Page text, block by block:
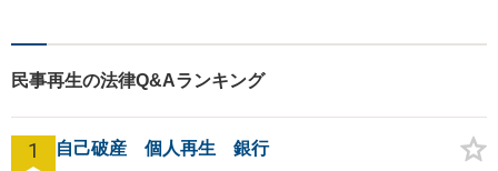
すくご説明します【土日対応
可】【電話・メール・LINEで
面談予約可】
民事再生の法律Q&Aランキング
1 自己破産 個人再生 銀行